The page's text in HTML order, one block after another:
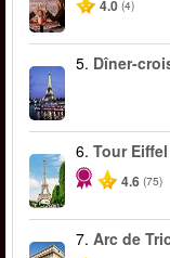
4.0 (4)
5. Dîner-
6. Tour
4.6 (75)
7. Arc de